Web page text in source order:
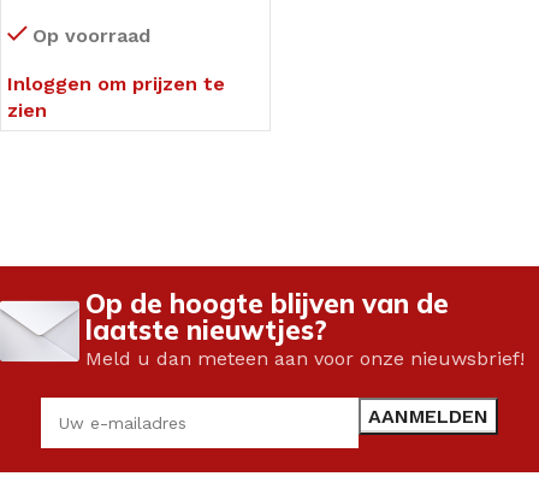
Op voorraad
Inloggen om prijzen te
zien
Op de hoogte blijven van de
laatste nieuwtjes?
Meld u dan meteen aan voor onze nieuwsbrief!